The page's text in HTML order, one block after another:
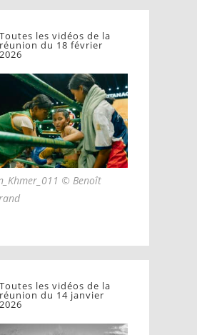
Toutes les vidéos de la
réunion du 18 février
2026
© Benoît
Toutes les vidéos de la
réunion du 14 janvier
2026